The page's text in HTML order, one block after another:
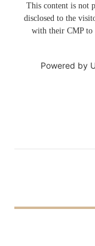
This content is not
disclosed to the
with their CMP to
Powered by